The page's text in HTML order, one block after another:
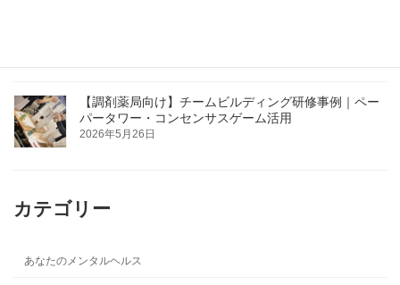
【調剤薬局向け】チームビルディング研修事例｜ペー
パータワー・コンセンサスゲーム活用
2026年5月26日
カテゴリー
あなたのメンタルヘルス